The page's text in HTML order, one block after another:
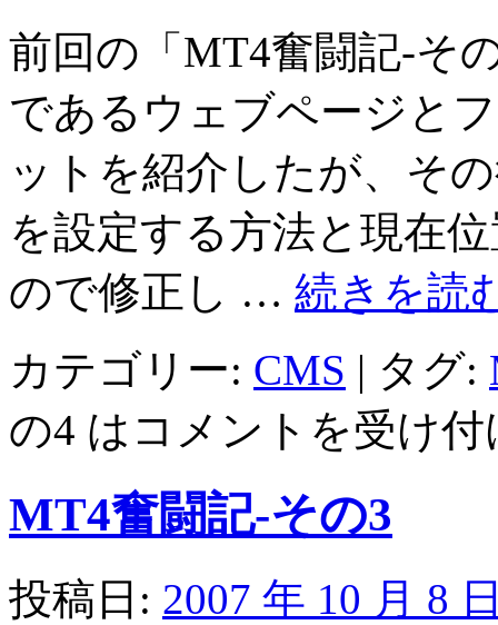
前回の「MT4奮闘記-そ
であるウェブページと
ットを紹介したが、そ
を設定する方法と現在
ので修正し … 続きを読
カテゴリー: CMS | タグ:
の4 は コメントを受け
MT4奮闘記-その3
投稿日: 2007 年 10 月 8